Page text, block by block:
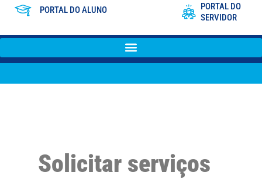
PORTAL DO ALUNO
PORTAL DO
SERVIDOR
Solicitar serviços